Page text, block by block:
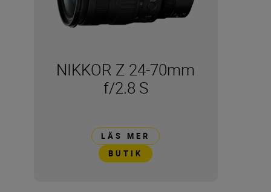
NIKKOR Z 24-70mm
f/2.8 S
LÄS MER
BUTIK